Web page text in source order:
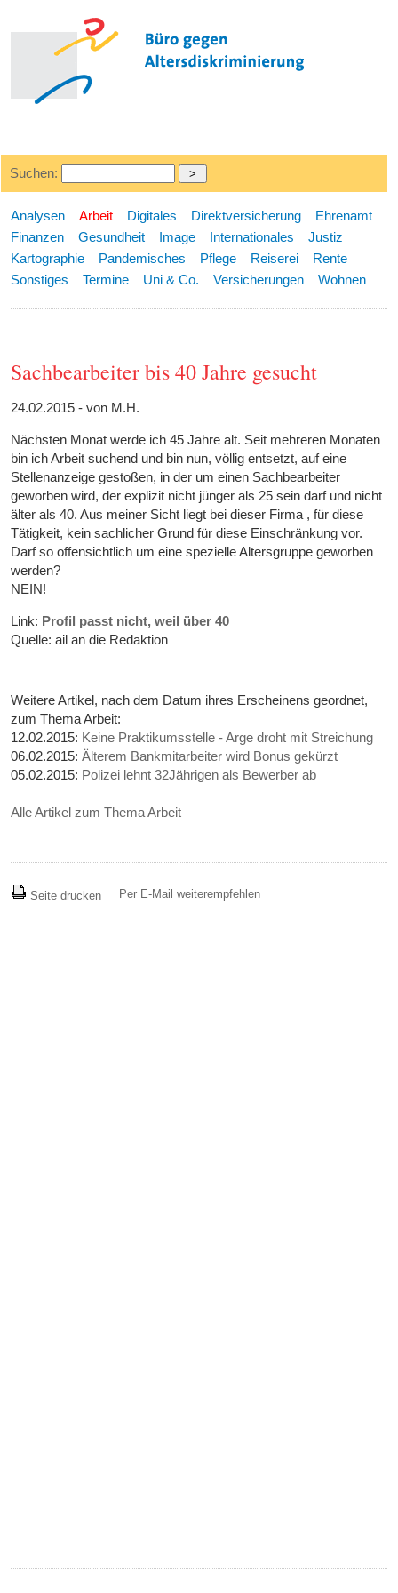
Suchen:
Analysen Arbeit Digitales Direktversicherung
Ehrenamt
Finanzen
Gesundheit Image Internationales
Justiz
Kartographie
Pandemisches Pflege Reiserei
Rente
Sonstiges
Termine Uni & Co. Versicherungen Wohnen
Sachbearbeiter bis 40 Jahre gesucht
24.02.2015 - von M.H.
Nächsten Monat werde ich 45 Jahre alt. Seit mehreren Monaten
bin ich Arbeit suchend und bin nun, völlig entsetzt, auf eine
Stellenanzeige gestoßen, in der um einen Sachbearbeiter
geworben wird, der explizit nicht jünger als 25 sein darf und nicht
älter als 40. Aus meiner Sicht liegt bei dieser Firma , für diese
Tätigkeit, kein sachlicher Grund für diese Einschränkung vor.
Darf so offensichtlich um eine spezielle Altersgruppe geworben
werden?
NEIN!
Link: Profil passt nicht, weil über 40
Quelle: ail an die Redaktion
Weitere Artikel, nach dem Datum ihres Erscheinens geordnet,
zum Thema Arbeit:
12.02.2015: Keine Praktikumsstelle - Arge droht mit Streichung
06.02.2015:Älterem Bankmitarbeiter wird Bonus gekürzt
05.02.2015: Polizei lehnt 32Jährigen als Bewerber ab
Alle Artikel zum Thema Arbeit
Seite drucken Per E-Mail weiterempfehlen